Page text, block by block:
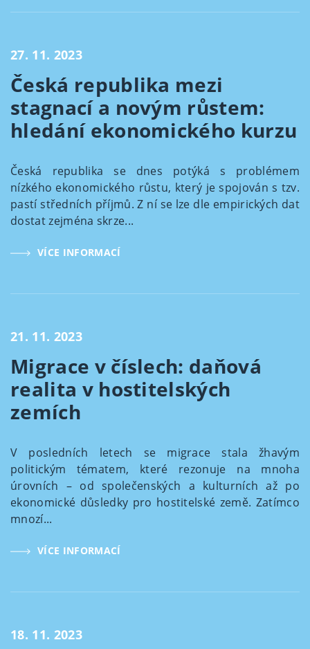
27. 11. 2023
Česká republika mezi
stagnací a novým růstem:
hledání ekonomického kurzu
Česká republika se dnes potýká s problémem
nízkého ekonomického růstu, který je spojován s tzv.
pastí středních příjmů. Z ní se lze dle empirických dat
dostat zejména skrze...
VÍCE INFORMACÍ
21. 11. 2023
Migrace v číslech: daňová
realita v hostitelských
zemích
V posledních letech se migrace stala žhavým
politickým tématem, které rezonuje na mnoha
úrovních – od společenských a kulturních až po
ekonomické důsledky pro hostitelské země. Zatímco
mnozí...
VÍCE INFORMACÍ
18. 11. 2023